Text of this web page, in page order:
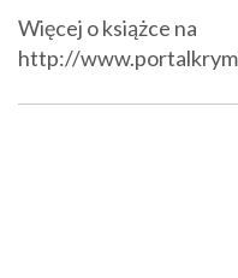
Więcej o książce na
http://